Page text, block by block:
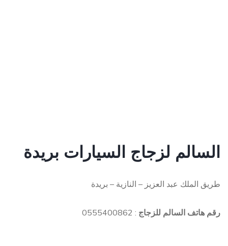
السالم لزجاج السيارات بريدة
طريق الملك عبد العزيز – النازية – بريدة
رقم هاتف السالم للزجاج : 0555400862